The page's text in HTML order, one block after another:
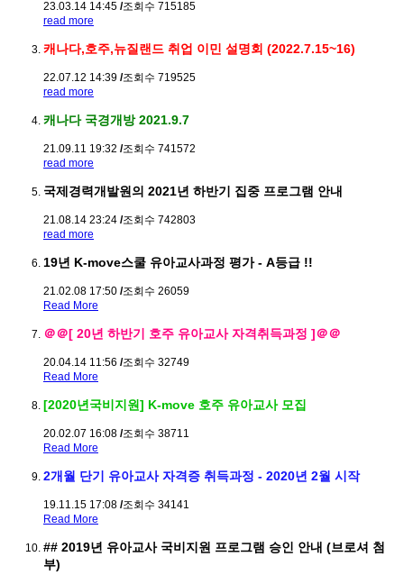
23.03.14 14:45 /조회수 715185
read more
캐나다,호주,뉴질랜드 취업 이민 설명회 (2022.7.15~16)
22.07.12 14:39 /조회수 719525
read more
캐나다 국경개방 2021.9.7
21.09.11 19:32 /조회수 741572
read more
국제경력개발원의 2021년 하반기 집중 프로그램 안내
21.08.14 23:24 /조회수 742803
read more
19년 K-move스쿨 유아교사과정 평가 - A등급 !!
21.02.08 17:50 /조회수 26059
Read More
＠＠[ 20년 하반기 호주 유아교사 자격취득과정 ]＠＠
20.04.14 11:56 /조회수 32749
Read More
[2020년국비지원] K-move 호주 유아교사 모집
20.02.07 16:08 /조회수 38711
Read More
2개월 단기 유아교사 자격증 취득과정 - 2020년 2월 시작
19.11.15 17:08 /조회수 34141
Read More
## 2019년 유아교사 국비지원 프로그램 승인 안내 (브로셔 첨
부)